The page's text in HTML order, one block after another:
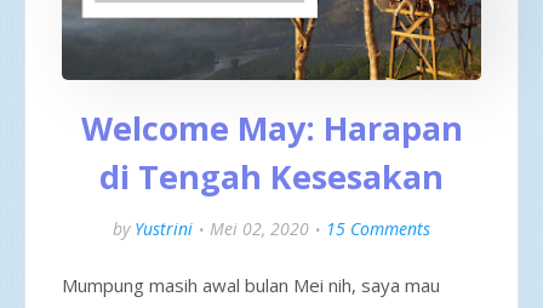
Welcome May: Harapan
di Tengah Kesesakan
by Yustrini Mei 02, 2020 15 Comments
Mumpung masih awal bulan Mei nih, saya mau